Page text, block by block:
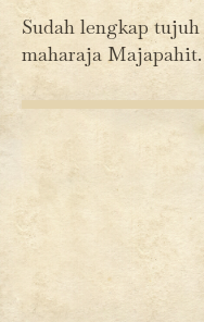
Sudah lengkap
maharaja Majapahit.